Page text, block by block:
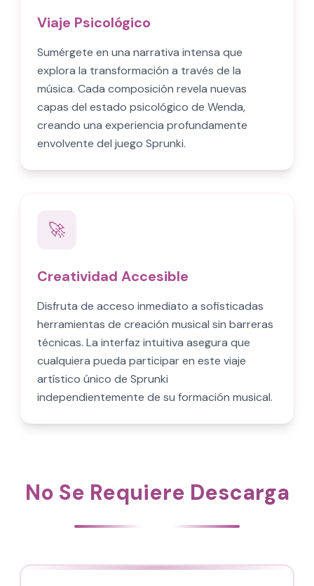
Viaje Psicológico
Sumérgete en una narrativa intensa que
explora la transformación a través de la
música. Cada composición revela nuevas
capas del estado psicológico de Wenda,
creando una experiencia profundamente
envolvente del juego Sprunki.
🚀
Creatividad Accesible
Disfruta de acceso inmediato a sofisticadas
herramientas de creación musical sin barreras
técnicas. La interfaz intuitiva asegura que
cualquiera pueda participar en este viaje
artístico único de Sprunki
independientemente de su formación musical.
No Se Requiere Descarga